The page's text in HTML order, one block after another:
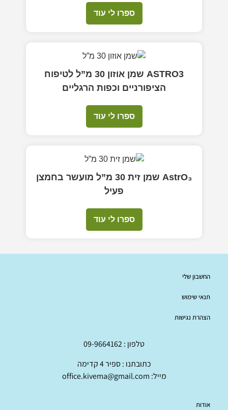
ספרו לי עוד
ASTRO3 שמן אוזון 30 מ”ל לטיפוח
הציפורניים וכפות הרגליים
ספרו לי עוד
AstrO₃ שמן זית 30 מ”ל מועשר בחמצן
פעיל
ספרו לי עוד
החשבון שלי
תנאי שימוש
הצהרת נגישות
טלפון : 09-9664162
כתובתנו : ספיר 4 קדימה
מייל: office.kivema@gmail.com
אודות